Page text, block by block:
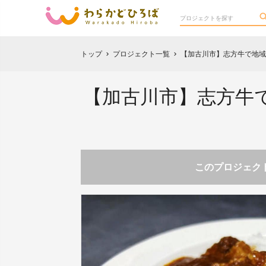
トップ chevron_right プロジェクト一覧 chevron_right 【加古川市】志方牛で地
【加古川市】志方
このプロジェク